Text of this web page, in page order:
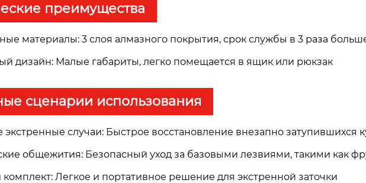
преимущества
материалы: 3 слоя алмазного покрытия, срок службы в 3 раза
дизайн: Малые габариты, легко помещается в ящик или рюкзак
сценарии использования
случаи: Быстрое восстановление внезапно затупившихся
общежития: Безопасный уход за базовыми лезвиями, такими как
Легкое и портативное решение для экстренной заточки